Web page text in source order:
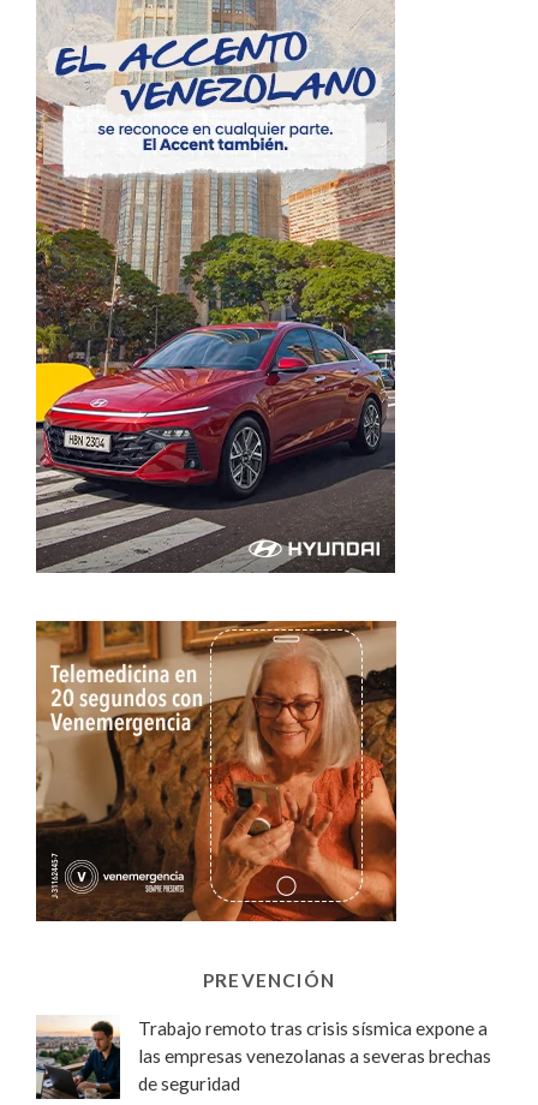
PREVENCIÓN
Trabajo remoto tras crisis sísmica expone a
las empresas venezolanas a severas brechas
de seguridad